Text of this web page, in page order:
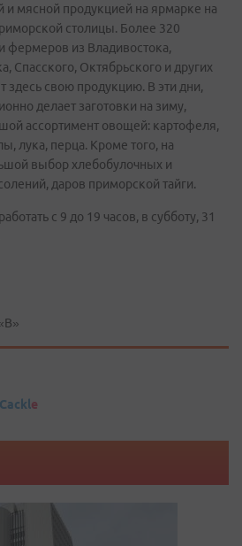
мясной продукцией на ярмарке на
столицы. Более 320
фермеров из Владивостока,
Спасского, Октябрьского и других
здесь свою продукцию. В эти дни,
делает заготовки на зиму,
ассортимент овощей: картофеля,
лука, перца. Кроме того, на
выбор хлебобулочных и
даров приморской тайги.
с 9 до 19 часов, в субботу, 31
Cackle